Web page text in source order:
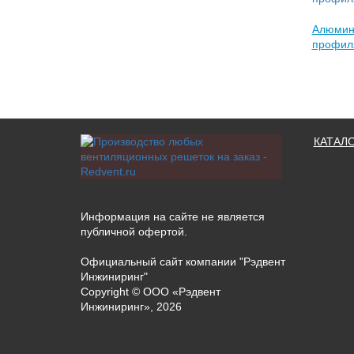
Информация на сайте не является
публичной офертой.
Официальный сайт компании "Рэдвент
Инжиниринг"
Copyright © ООО «Рэдвент
Инжиниринг» 2026